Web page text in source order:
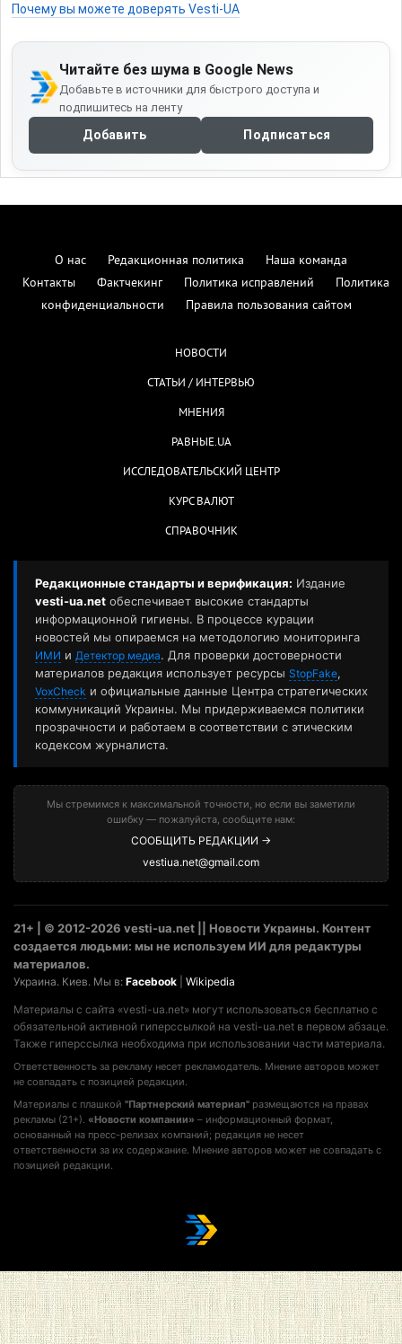
Почему вы можете доверять Vesti-UA
Читайте без шума в Google News
Добавьте в источники для быстрого доступа и
подпишитесь на ленту
Добавить Подписаться
О нас Редакционная политика
Наша команда
Контакты
Фактчекинг Политика исправлений
Политика
конфиденциальности
Правила пользования сайтом
НОВОСТИ
СТАТЬИ / ИНТЕРВЬЮ
МНЕНИЯ
РАВНЫЕ.UA
ИССЛЕДОВАТЕЛЬСКИЙ ЦЕНТР
КУРС ВАЛЮТ
СПРАВОЧНИК
Редакционные стандарты и верификация: Издание
vesti-ua.net обеспечивает высокие стандарты
информационной гигиены. В процессе курации
новостей мы опираемся на методологию мониторинга
ИМИ и Детектор медиа. Для проверки достоверности
материалов редакция использует ресурсы StopFake,
VoxCheck и официальные данные Центра стратегических
коммуникаций Украины. Мы придерживаемся политики
прозрачности и работаем в соответствии с этическим
кодексом журналиста.
Мы стремимся к максимальной точности, но если вы заметили
ошибку — пожалуйста, сообщите нам:
СООБЩИТЬ РЕДАКЦИИ →
vestiua.net@gmail.com
21+ | © 2012-2026 vesti-ua.net || Новости Украины. Контент
создается людьми: мы не используем ИИ для редактуры
материалов.
Украина. Киев. Мы в: Facebook Wikipedia
Материалы с сайта «vesti-ua.net» могут использоваться бесплатно с
обязательной активной гиперссылкой на vesti-ua.net в первом абзаце.
Также гиперссылка необходима при использовании части материала.
Ответственность за рекламу несет рекламодатель. Мнение авторов может
не совпадать с позицией редакции.
Материалы с плашкой "Партнерский материал" размещаются на правах
рекламы (21+). «Новости компании» – информационный формат,
основанный на пресс-релизах компаний; редакция не несет
ответственности за их содержание. Мнение авторов может не совпадать с
позицией редакции.